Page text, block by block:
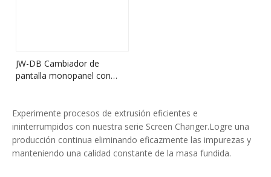
JW-DB Cambiador de
pantalla monopanel con
Experimente procesos de extrusión eficientes e
ininterrumpidos con nuestra serie Screen Changer.Logre una
producción continua eliminando eficazmente las impurezas y
manteniendo una calidad constante de la masa fundida.